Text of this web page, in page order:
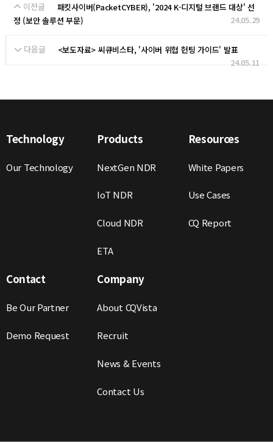
이전글
패킷사이버(PacketCYBER), '2024 K-디지털 브랜드 대상' 선
정 (보안 솔루션 부문)
24.05.29
다음글
<보도자료> 씨큐비스타, '사이버 위협 헌팅 가이드' 발표
24.05.11
Technology
Our Technology
Products
NextGen NDR
IoT NDR
Cloud NDR
ETA
Resources
White Papers
Use Cases
CQ Report
Contact
Be Our Partner
Demo Request
Company
About CQVista
Recruit
News & Events
Contact Us